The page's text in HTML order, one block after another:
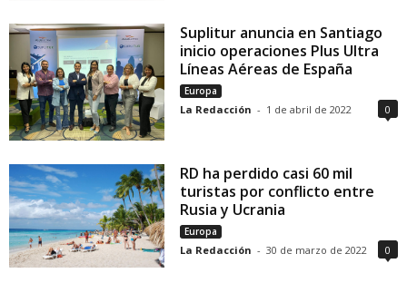
Suplitur anuncia en Santiago
inicio operaciones Plus Ultra
Líneas Aéreas de España
Europa
La Redacción - 1 de abril de 2022 0
RD ha perdido casi 60 mil
turistas por conflicto entre
Rusia y Ucrania
Europa
La Redacción - 30 de marzo de 2022 0